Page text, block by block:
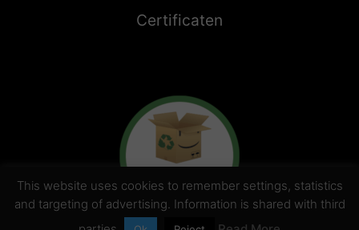
Certificaten
This website uses cookies to remember settings, statistics
and targeting of advertising. Information is shared with third